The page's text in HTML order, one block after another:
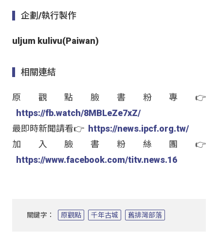
企劃/執行製作
uljum kulivu(Paiwan)
相關連結
原觀點臉書粉專👉
https://fb.watch/8MBLeZe7xZ/
最即時新聞請看👉 https://news.ipcf.org.tw/
加入臉書粉絲團👉
https://www.facebook.com/titv.news.16
關鍵字： 原觀點 千年古城 舊排灣部落